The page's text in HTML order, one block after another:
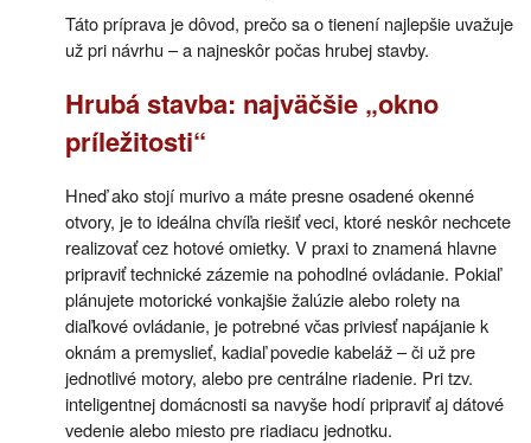
Táto príprava je dôvod, prečo sa o tienení najlepšie uvažuje
už pri návrhu – a najneskôr počas hrubej stavby.
Hrubá stavba: najväčšie „okno
príležitosti“
Hneď ako stojí murivo a máte presne osadené okenné
otvory, je to ideálna chvíľa riešiť veci, ktoré neskôr nechcete
realizovať cez hotové omietky. V praxi to znamená hlavne
pripraviť technické zázemie na pohodlné ovládanie. Pokiaľ
plánujete motorické vonkajšie žalúzie alebo rolety na
diaľkové ovládanie, je potrebné včas priviesť napájanie k
oknám a premyslieť, kadiaľ povedie kabeláž – či už pre
jednotlivé motory, alebo pre centrálne riadenie. Pri tzv.
inteligentnej domácnosti sa navyše hodí pripraviť aj dátové
vedenie alebo miesto pre riadiacu jednotku.